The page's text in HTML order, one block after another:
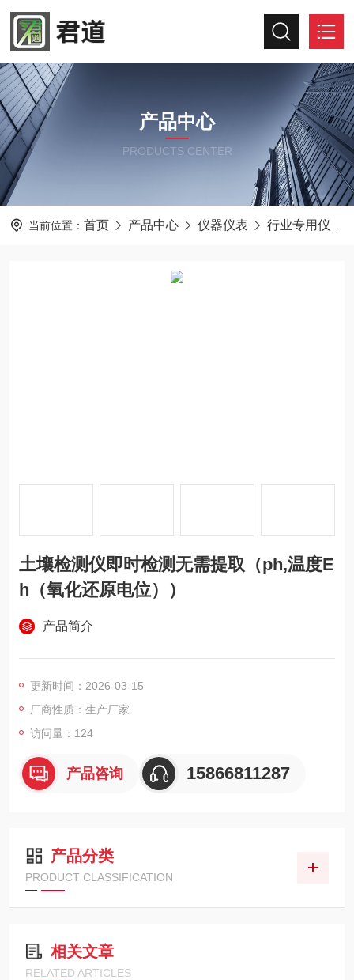
产品中心
PRODUCTS CENTER
当前位置： 首页 产品中心 仪器仪表 行业专用仪器仪表
土壤检测仪即时检测无需提取（ph,温度E
h（氧化还原电位））
产品简介
更新时间：2026-03-15
厂商性质：生产厂家
访问量：124
产品咨询 15866811287
产品分类
PRODUCT CLASSIFICATION
相关文章
RELATED ARTICLES